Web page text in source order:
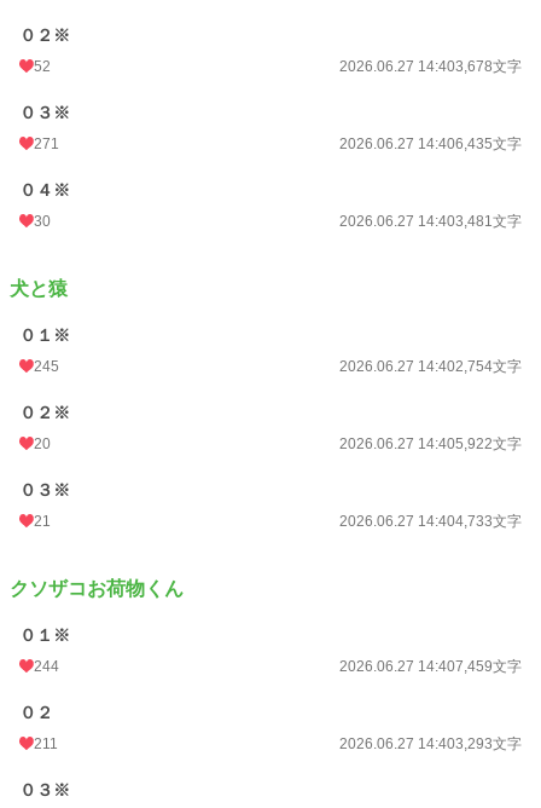
年間ポイント
０２※
52 2026.06.27 14:403,678文字
０３※
271 2026.06.27 14:406,435文字
０４※
30 2026.06.27 14:403,481文字
犬と猿
０１※
245 2026.06.27 14:402,754文字
０２※
20 2026.06.27 14:405,922文字
０３※
21 2026.06.27 14:404,733文字
クソザコお荷物くん
０１※
244 2026.06.27 14:407,459文字
０２
211 2026.06.27 14:403,293文字
０３※